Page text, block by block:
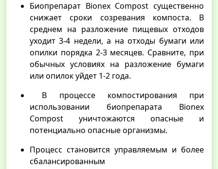
Биопрепарат Bionex Compost существенно
снижает сроки созревания компоста. В
среднем на разложение пищевых отходов
уходит 3-4 недели, а на отходы бумаги или
опилки порядка 2-3 месяцев. Сравните, при
обычных условиях на разложение бумаги
или опилок уйдет 1-2 года.
В процессе компостирования при
использовании биопрепарата Bionex
Compost уничтожаются опасные и
потенциально опасные организмы.
Процесс становится управляемым и более
сбалансированным